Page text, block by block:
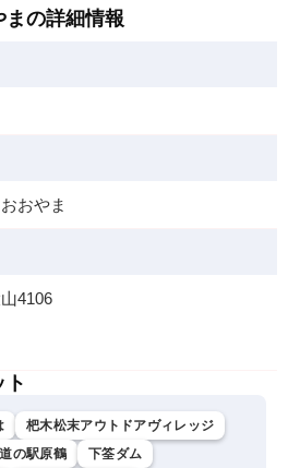
の詳細情報
おやま
4106
杷木松末アウトドアヴィレッジ
道の駅原鶴
下筌ダム